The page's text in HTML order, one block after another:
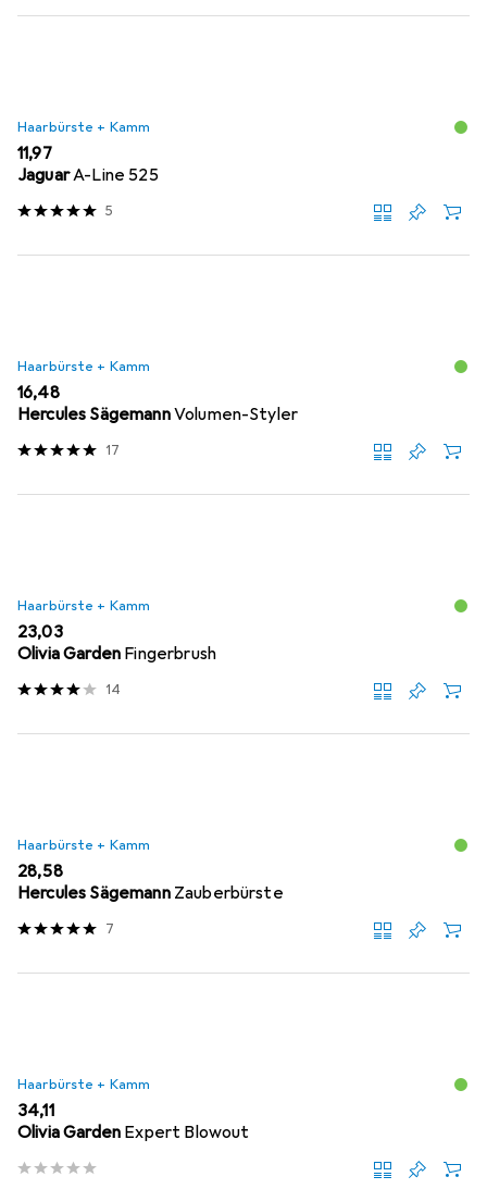
Haarbürste + Kamm
EUR
11,97
JaguarA-Line 525
5
Haarbürste + Kamm
EUR
16,48
Hercules SägemannVolumen-Styler
17
Haarbürste + Kamm
EUR
23,03
Olivia Garden Fingerbrush
14
Haarbürste + Kamm
EUR
28,58
Hercules Sägemann Zauberbürste
7
Haarbürste + Kamm
EUR
34,11
Olivia Garden Expert Blowout